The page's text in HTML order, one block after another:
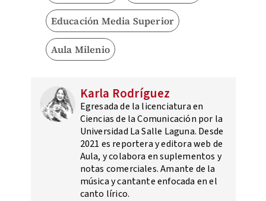
Educación Media Superior
Aula Milenio
Karla Rodríguez
Egresada de la licenciatura en
Ciencias de la Comunicación por la
Universidad La Salle Laguna. Desde
2021 es reportera y editora web de
Aula, y colabora en suplementos y
notas comerciales. Amante de la
música y cantante enfocada en el
canto lírico.